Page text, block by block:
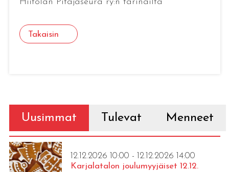
Takaisin
Uusimmat Tulevat Menneet
12.12.2026 10:00 - 12.12.2026 14:00
Karjalatalon joulumyyjäiset 12.12.